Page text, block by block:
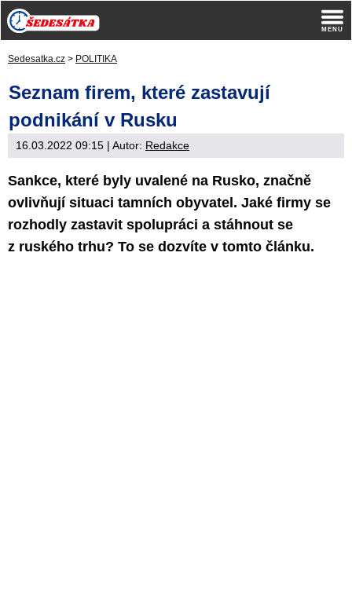
Sedesatka.cz > POLITIKA
Seznam firem, které zastavují
podnikání v Rusku
16.03.2022 09:15 | Autor: Redakce
Sankce, které byly uvalené na Rusko, značně
ovlivňují situaci tamních obyvatel. Jaké firmy se
rozhodly zastavit spolupráci a stáhnout se
z ruského trhu? To se dozvíte v tomto článku.